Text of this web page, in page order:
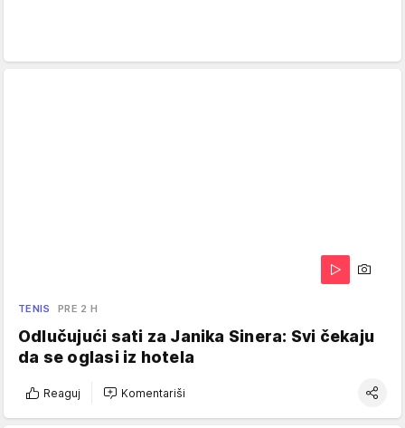
TENIS PRE 2 H
Odlučujući sati za Janika Sinera: Svi čekaju
da se oglasi iz hotela
Reaguj Komentariši